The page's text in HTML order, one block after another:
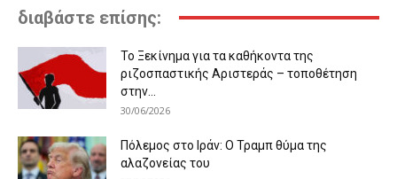
διαβάστε επίσης:
Το Ξεκίνημα για τα καθήκοντα της
ριζοσπαστικής Αριστεράς – τοποθέτηση
στην...
30/06/2026
Πόλεμος στο Ιράν: Ο Τραμπ θύμα της
αλαζονείας του